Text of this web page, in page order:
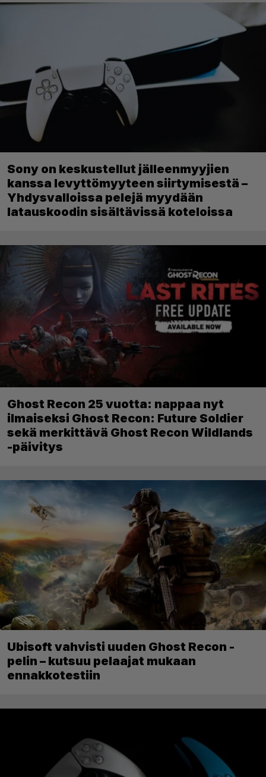
Sony on keskustellut jälleenmyyjien
kanssa levyttömyyteen siirtymisestä –
Yhdysvalloissa pelejä myydään
latauskoodin sisältävissä koteloissa
Ghost Recon 25 vuotta: nappaa nyt
ilmaiseksi Ghost Recon: Future Soldier
sekä merkittävä Ghost Recon Wildlands
-päivitys
Ubisoft vahvisti uuden Ghost Recon -
pelin – kutsuu pelaajat mukaan
ennakkotestiin